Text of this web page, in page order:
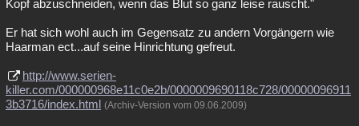
Kopf abzuschneiden, wenn das Blut so ganz leise rauscht."
Er hat sich wohl auch im Gegensatz zu andern Vorgängern wie
Haarman ect...auf seine Hinrichtung gefreut.
http://www.serien-
killer.com/000000968e11c0e2b/0000009690118c728/00000096911
3b3716/index.html (Archiv-Version vom 09.06.2009)